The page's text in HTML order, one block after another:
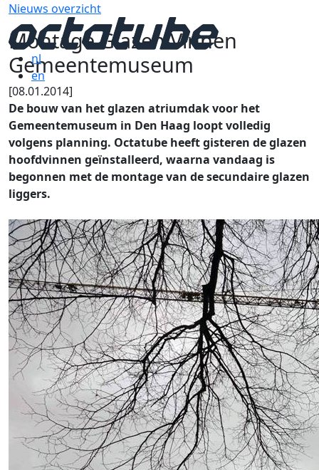
nl
en
Nieuws overzicht
Montage Glazen Vinnen
Gemeentemuseum
[08.01.2014]
De bouw van het glazen atriumdak voor het
Gemeentemuseum in Den Haag loopt volledig
volgens planning. Octatube heeft gisteren de glazen
hoofdvinnen geïnstalleerd, waarna vandaag is
begonnen met de montage van de secundaire glazen
liggers.